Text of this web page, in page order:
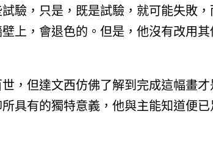
驗，只是，既是試驗，就可能失敗，
上，會退色的。但是，他沒有改用
，但達文西仿佛了解到完成這幅畫
具有的獨特意義，他與主能知道便已